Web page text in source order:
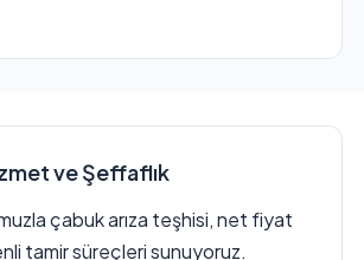
ve Şeffaflık
çabuk arıza teşhisi, net fiyat
tamir süreçleri sunuyoruz.